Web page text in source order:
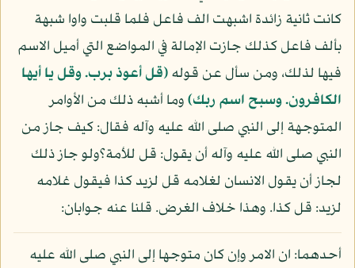
كانت ثانية زائدة اشبهت الف فاعل فلما قلبت واوا شبهة
بألف فاعل كذلك جازت الإمالة في المواضع التي أميل الاسم
فيها لذلك، ومن سأل عن قوله(قل أعوذ برب. وقل يا أيها
الكافرون. وسبح اسم ربك)وما أشبه ذلك من الأوامر
المتوجهة إلى النبي صلى الله عليه وآله فقال: كيف جاز من
النبي صلى الله عليه وآله أن يقول: قل للأمة؟ولو جاز ذلك
لجاز أن يقول الانسان لغلامه قل لزيد كذا فيقول غلامه
لزيد: قل كذا. وهذا خلاف الغرض. قلنا عنه جوابان:
أحدهما: ان الامر وإن كان متوجها إلى النبي صلى الله عليه